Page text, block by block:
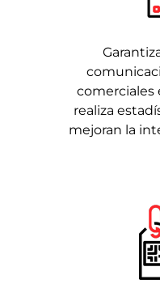
comerciales
realiza
mejoran la